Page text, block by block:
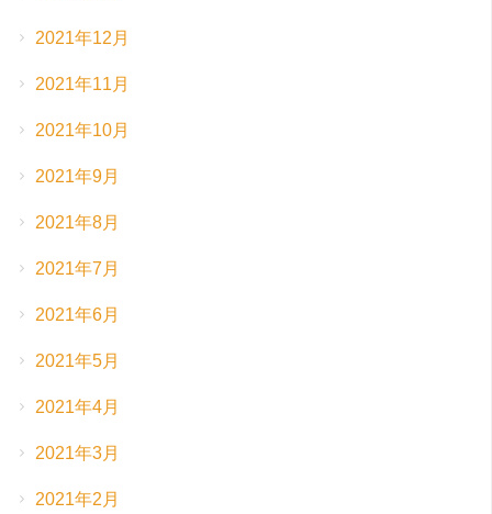
2021年12月
2021年11月
2021年10月
2021年9月
2021年8月
2021年7月
2021年6月
2021年5月
2021年4月
2021年3月
2021年2月